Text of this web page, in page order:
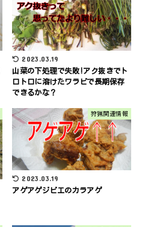
2023.03.19
山菜の下処理で失敗!アク抜きでト
ロトロに溶けたワラビで長期保存
できるかな？
狩猟関連情報
2023.03.19
アゲアゲジビエのカラアゲ